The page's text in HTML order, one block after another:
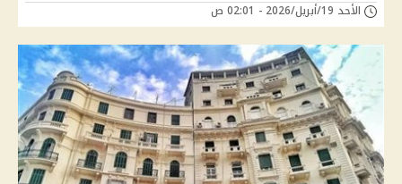
الأحد 19/أبريل/2026 - 02:01 ص